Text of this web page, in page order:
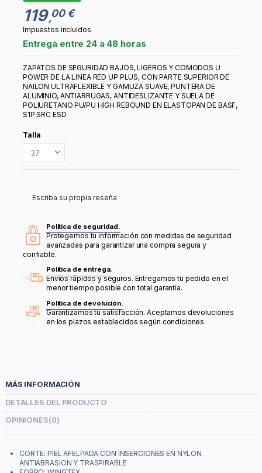
119,00 €
Impuestos incluidos
Entrega entre 24 a 48 horas
ZAPATOS DE SEGURIDAD BAJOS, LIGEROS Y COMODOS U
POWER DE LA LINEA RED UP PLUS, CON PARTE SUPERIOR DE
NAILON ULTRAFLEXIBLE Y GAMUZA SUAVE, PUNTERA DE
ALUMINIO, ANTIARRUGAS, ANTIDESLIZANTE Y SUELA DE
POLIURETANO PU/PU HIGH REBOUND EN ELASTOPAN DE BASF,
S1P SRC ESD
Talla
Escriba su propia reseña
Política de seguridad.
Protegemos tu información con medidas de seguridad
avanzadas para garantizar una compra segura y
confiable.
Política de entrega.
Envíos rápidos y seguros. Entregamos tu pedido en el
menor tiempo posible con total garantía.
Política de devolución.
Garantizamos tu satisfacción. Aceptamos devoluciones
en los plazos establecidos según condiciones.
MÁS INFORMACIÓN
DETALLES DEL PRODUCTO
OPINIONES(0)
CORTE: PIEL AFELPADA CON INSERCIONES EN NYLON
ANTIABRASION Y TRASPIRABLE